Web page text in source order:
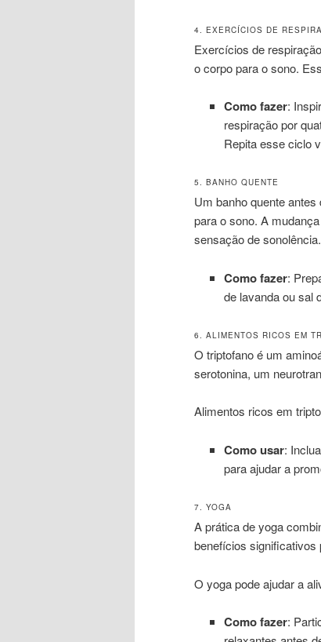
4. EXERCÍCIOS DE
Exercícios de
o corpo para o sono.
Como fazer:
respiração por
Repita esse ciclo
5. BANHO QUENTE
Um banho quente
para o sono. A
sensação de sonolência.
Como fazer:
de lavanda ou sal
6. ALIMENTOS RICOS EM
O triptofano é um
serotonina, um
Alimentos ricos em
Como usar:
para ajudar a
7. YOGA
A prática de yoga
benefícios significativos
O yoga pode ajudar a
Como fazer: